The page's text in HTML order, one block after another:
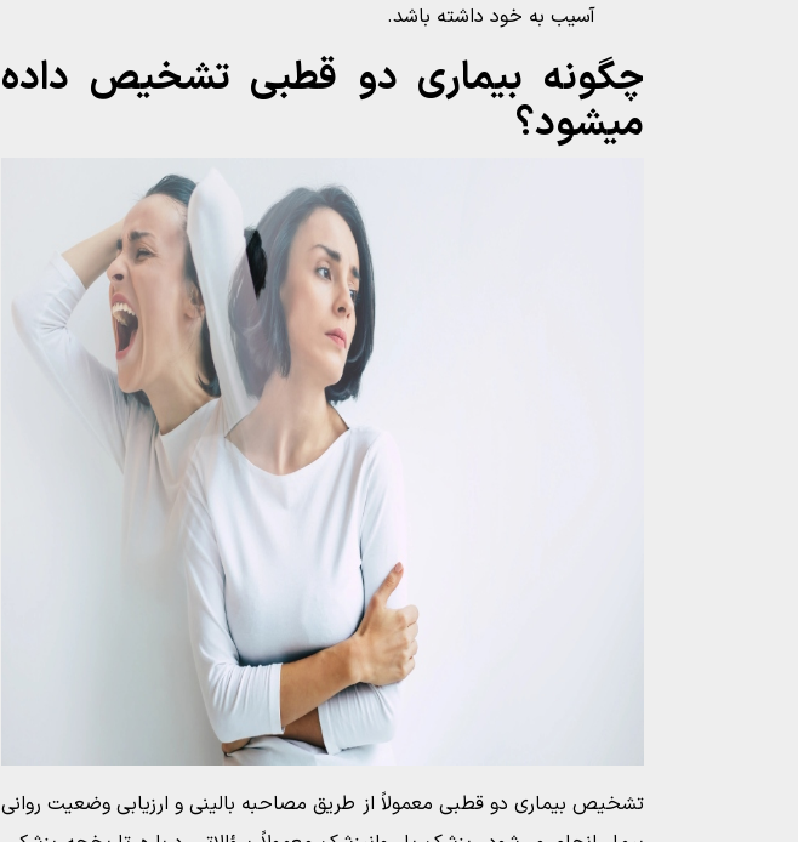
آسیب به خود داشته باشد.
چگونه بیماری دو قطبی تشخیص داده
میشود؟
تشخیص بیماری دو قطبی معمولاً از طریق مصاحبه بالینی و ارزیابی وضعیت روانی